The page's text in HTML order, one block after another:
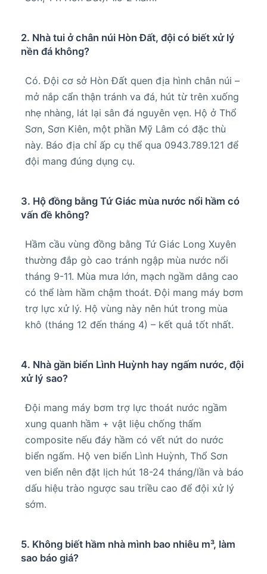
2. Nhà tui ở chân núi Hòn Đất, đội có biết xử lý
nền đá không?
Có. Đội cơ sở Hòn Đất quen địa hình chân núi –
mở nắp cẩn thận tránh va đá, hút từ trên xuống
nhẹ nhàng, lát lại sân đá nguyên vẹn. Hộ ở Thổ
Sơn, Sơn Kiên, một phần Mỹ Lâm có đặc thù
này. Báo địa chỉ ấp cụ thể qua 0943.789.121 để
đội mang đúng dụng cụ.
3. Hộ đồng bằng Tứ Giác mùa nước nổi hầm có
vấn đề không?
Hầm cầu vùng đồng bằng Tứ Giác Long Xuyên
thường đắp gò cao tránh ngập mùa nước nổi
tháng 9-11. Mùa mưa lớn, mạch ngầm dâng cao
có thể làm hầm chậm thoát. Đội mang máy bơm
trợ lực xử lý. Hộ vùng này nên hút trong mùa
khô (tháng 12 đến tháng 4) – kết quả tốt nhất.
4. Nhà gần biển Lình Huỳnh hay ngấm nước, đội
xử lý sao?
Đội mang máy bơm trợ lực thoát nước ngầm
xung quanh hầm + vật liệu chống thấm
composite nếu đáy hầm có vết nứt do nước
biển ngấm. Hộ ven biển Lình Huỳnh, Thổ Sơn
ven biển nên đặt lịch hút 18-24 tháng/lần và báo
dấu hiệu trào ngược sau triều cao để đội xử lý
sớm.
5. Không biết hầm nhà mình bao nhiêu m³, làm
sao báo giá?